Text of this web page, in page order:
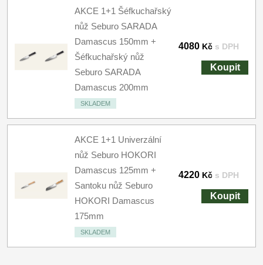
AKCE 1+1 Šéfkuchařský
nůž Seburo SARADA
Damascus 150mm +
Šéfkuchařský nůž
Seburo SARADA
Damascus 200mm
SKLADEM
4080 Kč s DPH
Koupit
AKCE 1+1 Univerzální
nůž Seburo HOKORI
Damascus 125mm +
Santoku nůž Seburo
HOKORI Damascus
175mm
SKLADEM
4220 Kč s DPH
Koupit